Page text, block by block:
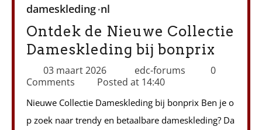
dameskleding nl
Ontdek de Nieuwe Collectie
Dameskleding bij bonprix
03 maart 2026 edc-forums
0
Comments
Posted at 14:40
Nieuwe Collectie Dameskleding bij bonprix Ben je o
p zoek naar trendy en betaalbare dameskleding? Da